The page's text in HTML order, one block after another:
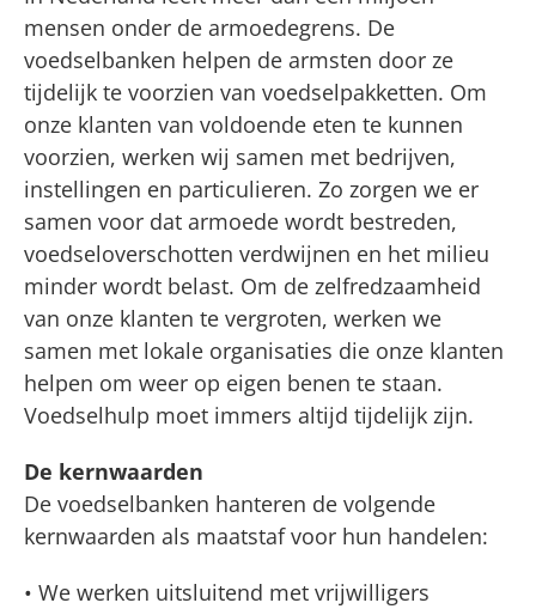
mensen onder de armoedegrens. De
voedselbanken helpen de armsten door ze
tijdelijk te voorzien van voedselpakketten. Om
onze klanten van voldoende eten te kunnen
voorzien, werken wij samen met bedrijven,
instellingen en particulieren. Zo zorgen we er
samen voor dat armoede wordt bestreden,
voedseloverschotten verdwijnen en het milieu
minder wordt belast. Om de zelfredzaamheid
van onze klanten te vergroten, werken we
samen met lokale organisaties die onze klanten
helpen om weer op eigen benen te staan.
Voedselhulp moet immers altijd tijdelijk zijn.
De kernwaarden
De voedselbanken hanteren de volgende
kernwaarden als maatstaf voor hun handelen:
• We werken uitsluitend met vrijwilligers